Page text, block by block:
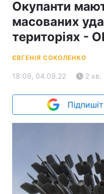
Окупанти
масованих
територіях -
ЄВГЕНІЯ СОКОЛЕНКО
18:09, 04.09.22 2 хв.